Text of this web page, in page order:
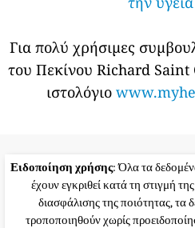
Για πολύ χρήσιμες
του Πεκίνου Richard Saint
ιστολόγιο
Ειδοποίηση χρήσης: Όλα τα
έχουν εγκριθεί κατά τη στιγμή
διασφάλισης της ποιότητας,
τροποποιηθούν χωρίς